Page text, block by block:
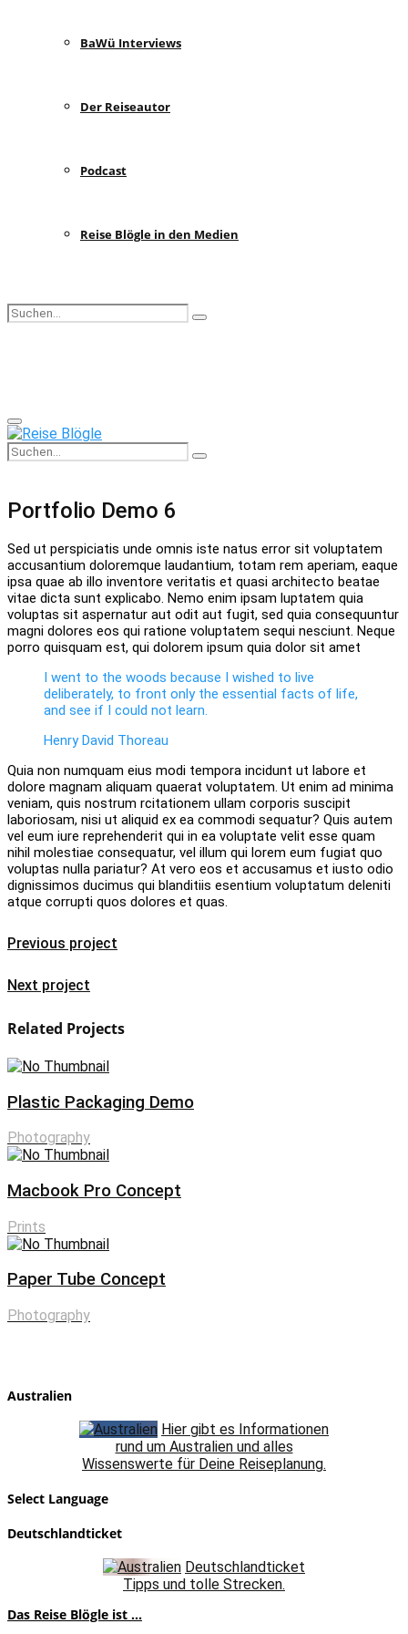
BaWü Interviews
Der Reiseautor
Podcast
Reise Blögle in den Medien
Search
Search
Primary
Menu
Search
for:
Search
Portfolio Demo 6
Sed ut perspiciatis unde omnis iste natus error sit voluptatem
accusantium doloremque laudantium, totam rem aperiam, eaque
ipsa quae ab illo inventore veritatis et quasi architecto beatae
vitae dicta sunt explicabo. Nemo enim ipsam luptatem quia
voluptas sit aspernatur aut odit aut fugit, sed quia consequuntur
magni dolores eos qui ratione voluptatem sequi nesciunt. Neque
porro quisquam est, qui dolorem ipsum quia dolor sit amet
I went to the woods because I wished to live
deliberately, to front only the essential facts of life,
and see if I could not learn.
Henry David Thoreau
Quia non numquam eius modi tempora incidunt ut labore et
dolore magnam aliquam quaerat voluptatem. Ut enim ad minima
veniam, quis nostrum rcitationem ullam corporis suscipit
laboriosam, nisi ut aliquid ex ea commodi sequatur? Quis autem
vel eum iure reprehenderit qui in ea voluptate velit esse quam
nihil molestiae consequatur, vel illum qui lorem eum fugiat quo
voluptas nulla pariatur? At vero eos et accusamus et iusto odio
dignissimos ducimus qui blanditiis esentium voluptatum deleniti
atque corrupti quos dolores et quas.
Previous project
Next project
Related Projects
Plastic Packaging Demo
Photography
Macbook Pro Concept
Prints
Paper Tube Concept
Photography
Australien
Hier gibt es Informationen
rund um Australien und alles
Wissenswerte für Deine Reiseplanung.
Select Language
Deutschlandticket
Deutschlandticket
Tipps und tolle Strecken.
Das Reise Blögle ist ...